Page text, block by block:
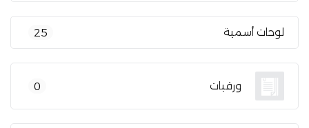
لوحات أسمية 25
ورقيات 0